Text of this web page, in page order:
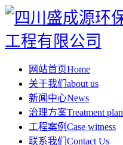
网站首页Home
关于我们 about us
新闻中心News
治理方案Treatment plan
工程案例 Case witness
联系我们 Contact Us